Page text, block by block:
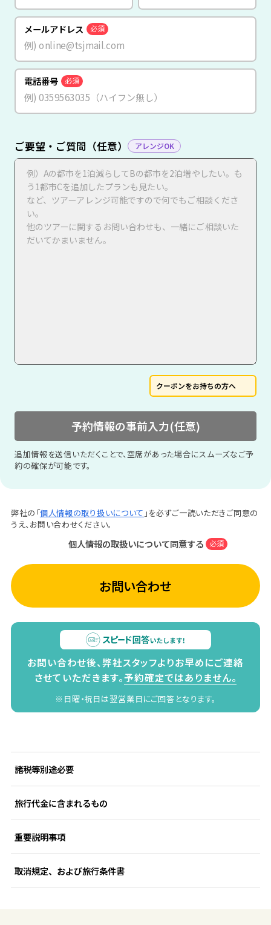
メールアドレス 必須
電話番号 必須
ご要望・ご質問（任意） アレンジOK
クーポンをお持ちの方へ
予約情報の事前入力(任意)
追加情報を送信いただくことで、空席があった場合にスムーズなご予
約の確保が可能です。
弊社の「個人情報の取り扱いについて 」を必ずご一読いただきご同意の
うえ、お問い合わせください。
個人情報の取扱いについて同意する 必須
お問い合わせ
お問い合わせ後、弊社スタッフよりお早めにご連絡
させていただきます。予約確定ではありません。
※日曜・祝日は翌営業日にご回答となります。
諸税等別途必要
旅行代金に含まれるもの
重要説明事項
取消規定、および旅行条件書